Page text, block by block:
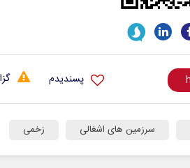
پسندیدم
سرزمین های اشغالی زخمی